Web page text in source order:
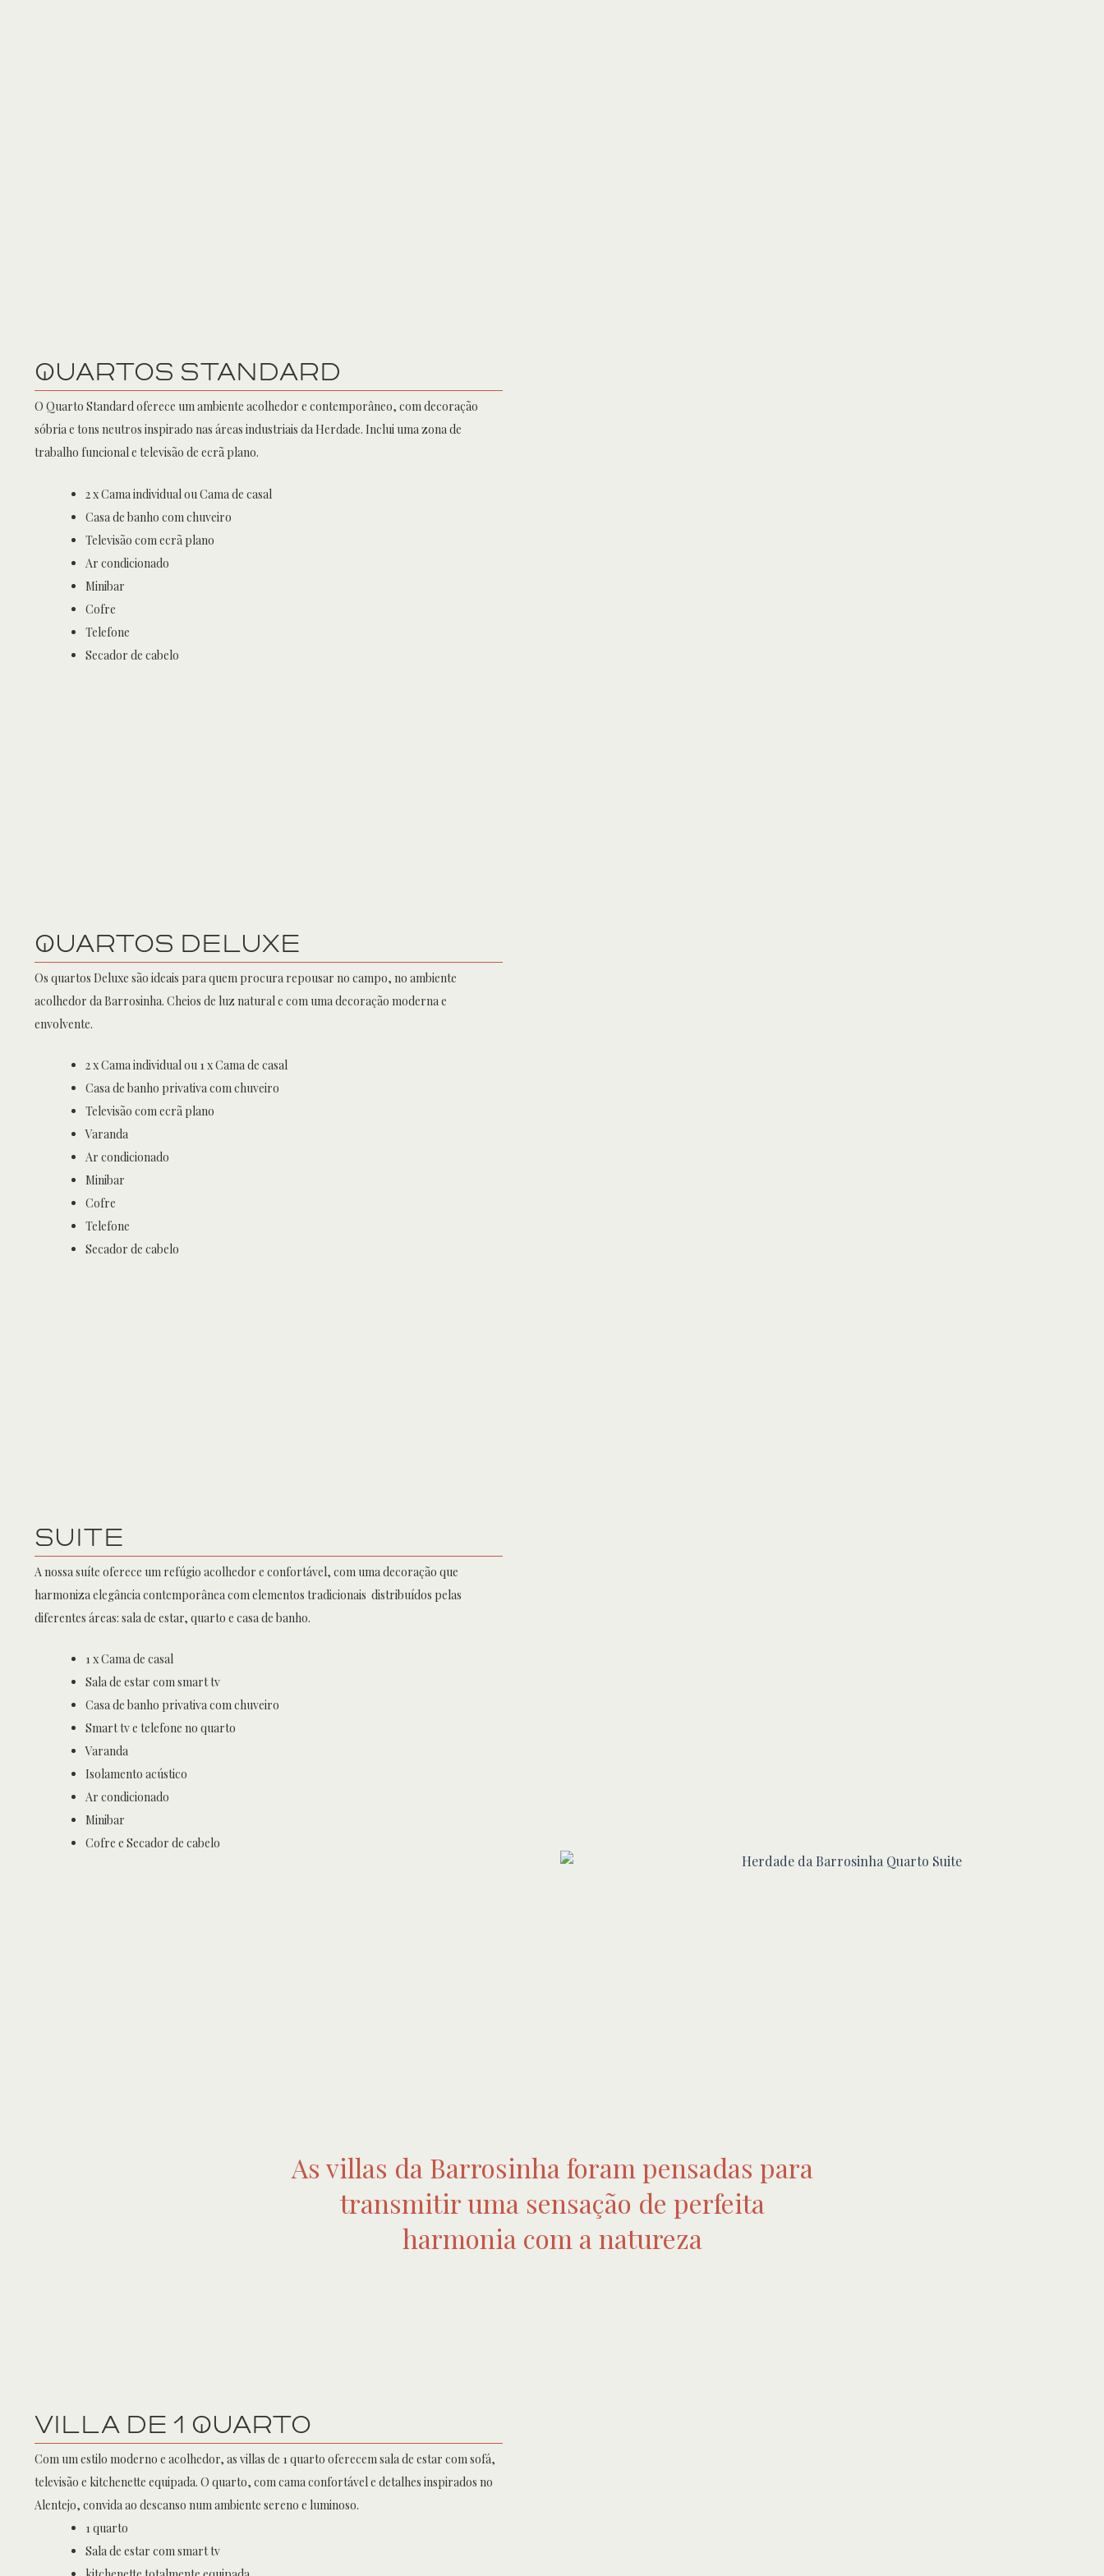
QuartoS StaNdard
O Quarto Standard oferece um ambiente acolhedor e contemporâneo, com decoração
sóbria e tons neutros inspirado nas áreas industriais da Herdade. Inclui uma zona de
trabalho funcional e televisão de ecrã plano.
2 x Cama individual ou Cama de casal
Casa de banho com chuveiro
Televisão com ecrã plano
Ar condicionado
Minibar
Cofre
Telefone
Secador de cabelo
QuartoS DELUXE
Os quartos Deluxe são ideais para quem procura repousar no campo, no ambiente
acolhedor da Barrosinha. Cheios de luz natural e com uma decoração moderna e
envolvente.
2 x Cama individual ou 1 x Cama de casal
Casa de banho privativa com chuveiro
Televisão com ecrã plano
Varanda
Ar condicionado
Minibar
Cofre
Telefone
Secador de cabelo
SUITE
A nossa suíte oferece um refúgio acolhedor e confortável, com uma decoração que
harmoniza elegância contemporânea com elementos tradicionais distribuídos pelas
diferentes áreas: sala de estar, quarto e casa de banho.
1 x Cama de casal
Sala de estar com smart tv
Casa de banho privativa com chuveiro
Smart tv e telefone no quarto
Varanda
Isolamento acústico
Ar condicionado
Minibar
Cofre e Secador de cabelo
As villas da Barrosinha foram pensadas para
transmitir uma sensação de perfeita
harmonia com a natureza
VILLA DE 1 QUARTO
Com um estilo moderno e acolhedor, as villas de 1 quarto oferecem sala de estar com sofá,
televisão e kitchenette equipada. O quarto, com cama confortável e detalhes inspirados no
Alentejo, convida ao descanso num ambiente sereno e luminoso.
1 quarto
Sala de estar com smart tv